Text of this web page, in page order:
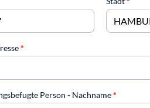
*
Person - Nachname*